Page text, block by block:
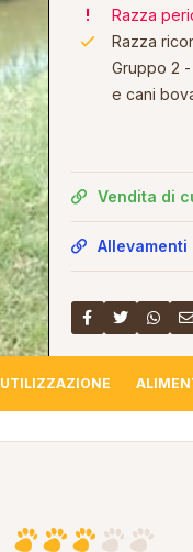
Razza
Razza
Gruppo 2
e cani
Vendita di
Allevamenti
UTILIZZAZIONE